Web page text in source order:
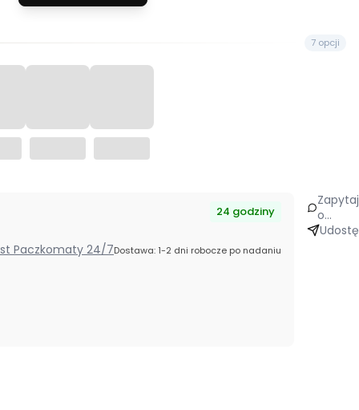
7 opcji
24 godziny
Paczkomaty 24/7Dostawa: 1-2 dni robocze po nadaniu
Zapytaj
o